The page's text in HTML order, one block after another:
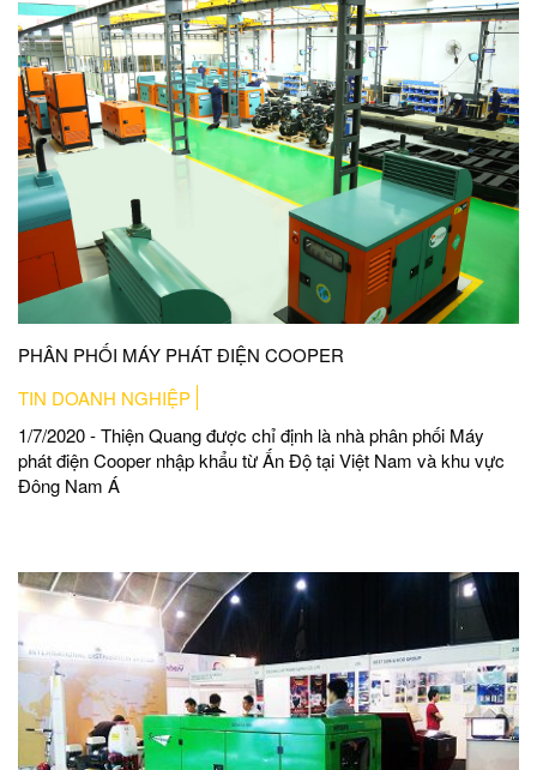
PHÂN PHỐI MÁY PHÁT ĐIỆN COOPER
TIN DOANH NGHIỆP
1/7/2020 - Thiện Quang được chỉ định là nhà phân phối Máy
phát điện Cooper nhập khẩu từ Ấn Độ tại Việt Nam và khu vực
Đông Nam Á